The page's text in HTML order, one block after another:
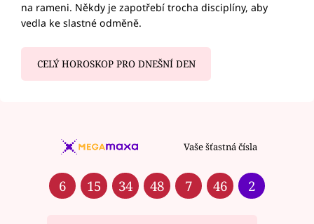
na rameni. Někdy je zapotřebí trocha disciplíny, aby
vedla ke slastné odměně.
CELÝ HOROSKOP PRO DNEŠNÍ DEN
Vaše šťastná čísla
6 15 34 48 7 46 2